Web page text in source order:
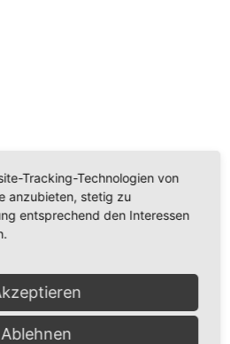
eines Drittanbieters, um
Dieser Service kann Daten
Bitte lesen Sie die Details
der Nutzung des Service zu,
Video anzusehen.
Tracking-Technologien von
anzubieten, stetig zu
entsprechend den Interessen
Ablehnen